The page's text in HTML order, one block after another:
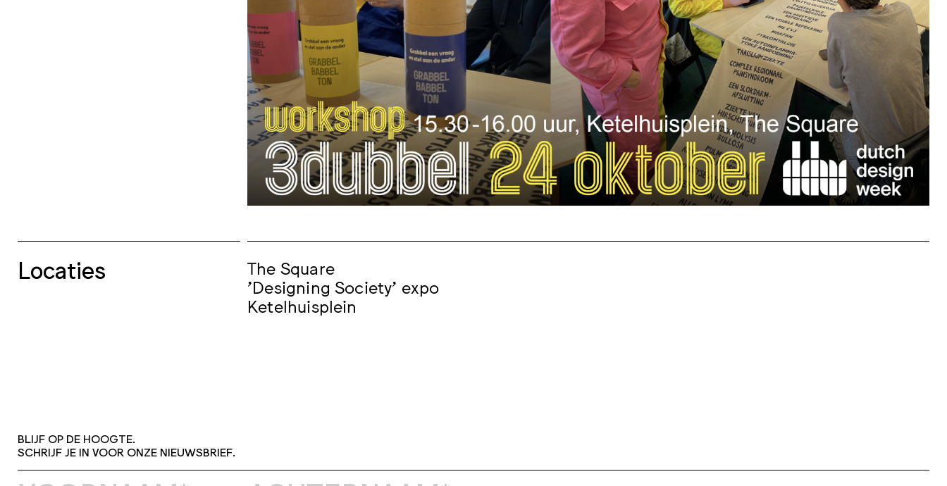
Locaties
The Square
'Designing Society' expo
Ketelhuisplein
BLIJF OP DE HOOGTE.
SCHRIJF JE IN VOOR ONZE NIEUWSBRIEF.